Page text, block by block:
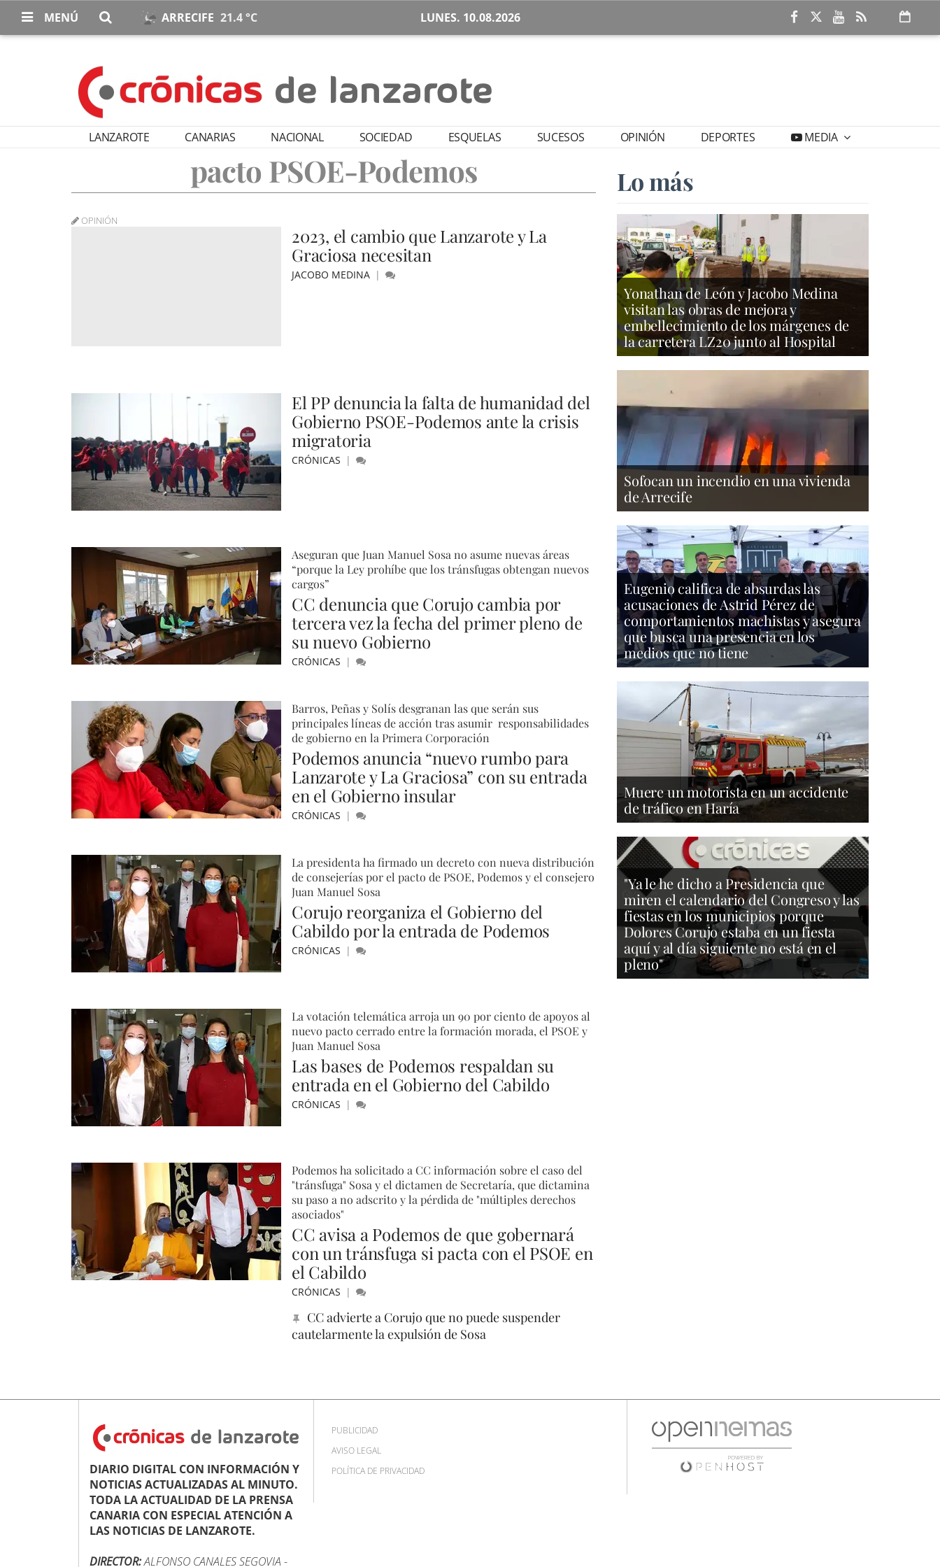
MENÚ ARRECIFE 21.4 °C LUNES. 10.08.2026
LANZAROTE CANARIAS NACIONAL SOCIEDAD ESQUELAS SUCESOS OPINIÓN DEPORTES MEDIA
pacto PSOE-Podemos
OPINIÓN
2023, el cambio que Lanzarote y La
Graciosa necesitan
JACOBO MEDINA
El PP denuncia la falta de humanidad del
Gobierno PSOE-Podemos ante la crisis
migratoria
CRÓNICAS
Aseguran que Juan Manuel Sosa no asume nuevas áreas
“porque la Ley prohíbe que los tránsfugas obtengan nuevos
cargos”
CC denuncia que Corujo cambia por
tercera vez la fecha del primer pleno de
su nuevo Gobierno
CRÓNICAS
Barros, Peñas y Solís desgranan las que serán sus
principales líneas de acción tras asumir responsabilidades
de gobierno en la Primera Corporación
Podemos anuncia “nuevo rumbo para
Lanzarote y La Graciosa” con su entrada
en el Gobierno insular
CRÓNICAS
La presidenta ha firmado un decreto con nueva distribución
de consejerías por el pacto de PSOE, Podemos y el consejero
Juan Manuel Sosa
Corujo reorganiza el Gobierno del
Cabildo por la entrada de Podemos
CRÓNICAS
La votación telemática arroja un 90 por ciento de apoyos al
nuevo pacto cerrado entre la formación morada, el PSOE y
Juan Manuel Sosa
Las bases de Podemos respaldan su
entrada en el Gobierno del Cabildo
CRÓNICAS
Podemos ha solicitado a CC información sobre el caso del
"tránsfuga" Sosa y el dictamen de Secretaría, que dictamina
su paso a no adscrito y la pérdida de "múltiples derechos
asociados"
CC avisa a Podemos de que gobernará
con un tránsfuga si pacta con el PSOE en
el Cabildo
CRÓNICAS
CC advierte a Corujo que no puede suspender
cautelarmente la expulsión de Sosa
Lo más
Yonathan de León y Jacobo Medina
visitan las obras de mejora y
embellecimiento de los márgenes de
la carretera LZ20 junto al Hospital
Sofocan un incendio en una vivienda
de Arrecife
Eugenio califica de absurdas las
acusaciones de Astrid Pérez de
comportamientos machistas y asegura
que busca una presencia en los
medios que no tiene
Muere un motorista en un accidente
de tráfico en Haría
"Ya le he dicho a Presidencia que
miren el calendario del Congreso y las
fiestas en los municipios porque
Dolores Corujo estaba en un fiesta
aquí y al día siguiente no está en el
pleno"
DIARIO DIGITAL CON INFORMACIÓN Y
NOTICIAS ACTUALIZADAS AL MINUTO.
TODA LA ACTUALIDAD DE LA PRENSA
CANARIA CON ESPECIAL ATENCIÓN A
LAS NOTICIAS DE LANZAROTE.
DIRECTOR:ALFONSO CANALES SEGOVIA -
PUBLICIDAD
AVISO LEGAL
POLÍTICA DE PRIVACIDAD